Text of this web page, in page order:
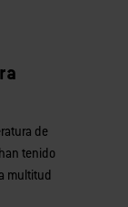
de
tenido
multitud